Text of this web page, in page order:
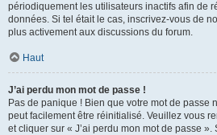
périodiquement les utilisateurs inactifs afin de
données. Si tel était le cas, inscrivez-vous de
plus activement aux discussions du forum.
Haut
J’ai perdu mon mot de passe !
Pas de panique ! Bien que votre mot de passe
peut facilement être réinitialisé. Veuillez vous
et cliquer sur « J’ai perdu mon mot de passe